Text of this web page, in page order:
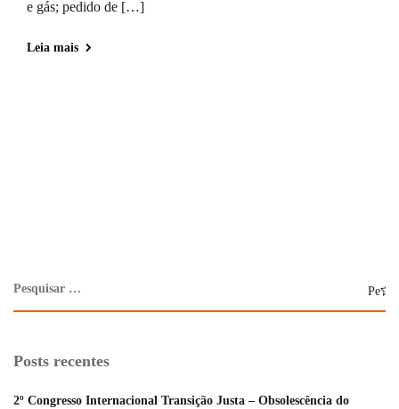
e gás; pedido de […]
Leia mais
Posts recentes
2º Congresso Internacional Transição Justa – Obsolescência do